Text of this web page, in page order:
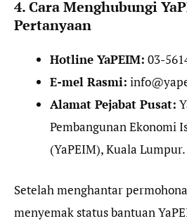
4. Cara Menghubungi
Pertanyaan
Hotline YaPEIM: 03-
E-mel Rasmi:
Alamat Pejabat Pusat:
Pembangunan Ekonomi
(YaPEIM), Kuala Lumpur.
Setelah menghantar
menyemak status bantuan